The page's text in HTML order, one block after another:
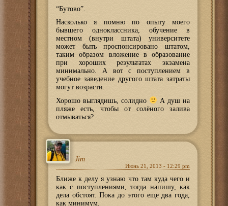
“Бутово”.
Насколько я помню по опыту моего
бывшего одноклассника, обучение в
местном (внутри штата) университете
может быть проспонсировано штатом,
таким образом вложение в образование
при хороших результатах экзамена
минимально. А вот с поступлением в
учебное заведение другого штата затраты
могут возрасти.
Хорошо выглядишь, солидно
А душ на
пляже есть, чтобы от солёного залива
отмываться?
Jim
Июнь 21, 2013 - 12:29 pm
Ближе к делу я узнаю что там куда чего и
как с поступлениями, тогда напишу, как
дела обстоят. Пока до этого еще два года,
как минимум.